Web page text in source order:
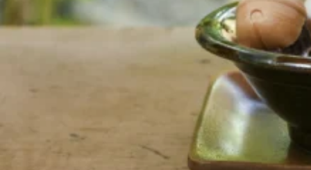
ABOUT US
Instagram
チケットプレゼント応募